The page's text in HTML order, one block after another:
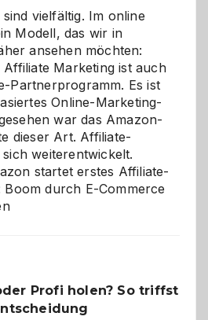
vielfältig. Im online
Modell, das wir in
ansehen möchten:
Marketing ist auch
Partnerprogramm. Es ist
Online-Marketing-
war das Amazon-
dieser Art. Affiliate-
weiterentwickelt.
startet erstes Affiliate-
durch E-Commerce
Profi holen? So triffst